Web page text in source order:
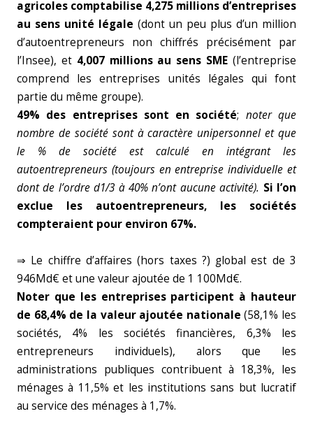
agricoles comptabilise 4,275 millions d’entreprises
au sens unité légale (dont un peu plus d’un million
d’autoentrepreneurs non chiffrés précisément par
l’Insee), et 4,007 millions au sens SME (l’entreprise
comprend les entreprises unités légales qui font
partie du même groupe).
49% des entreprises sont en société; noter que
nombre de société sont à caractère unipersonnel et que
le % de société est calculé en intégrant les
autoentrepreneurs (toujours en entreprise individuelle et
dont de l’ordre d1/3 à 40% n’ont aucune activité). Si l’on
exclue les autoentrepreneurs, les sociétés
compteraient pour environ 67%.
⇒ Le chiffre d’affaires (hors taxes ?) global est de 3
946Md€ et une valeur ajoutée de 1 100Md€.
Noter que les entreprises participent à hauteur
de 68,4% de la valeur ajoutée nationale (58,1% les
sociétés, 4% les sociétés financières, 6,3% les
entrepreneurs individuels), alors que les
administrations publiques contribuent à 18,3%, les
ménages à 11,5% et les institutions sans but lucratif
au service des ménages à 1,7%.